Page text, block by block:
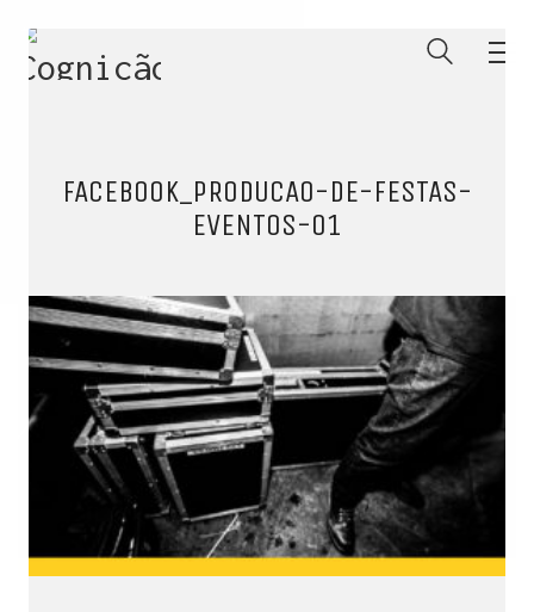
FACEBOOK_PRODUCAO-DE-FESTAS-
EVENTOS-01
ENTRE PARA O NOSSOMEMBERS CLUB
E receba códigos promocionais para festas, free
downloads e mais.